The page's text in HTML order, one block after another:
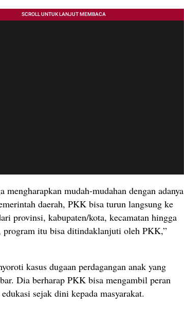
mengharapkan mudah-mudahan dengan adanya
daerah, PKK bisa turun langsung ke
provinsi, kabupaten/kota, kecamatan hingga
program itu bisa ditindaklanjuti oleh PKK,”
kasus dugaan perdagangan anak yang
Dia berharap PKK bisa mengambil peran
sejak dini kepada masyarakat.